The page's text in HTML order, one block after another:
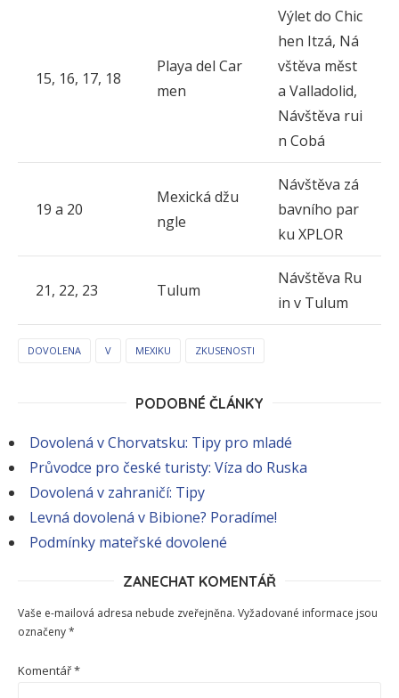
15, 16, 17, 18
Playa del Car
men
Výlet do Chic
hen Itzá, Ná
vštěva měst
a Valladolid,
Návštěva rui
n Cobá
19 a 20
Mexická džu
ngle
Návštěva zá
bavního par
ku XPLOR
21, 22, 23 Tulum
Návštěva Ru
in v Tulum
DOVOLENA V MEXIKU ZKUSENOSTI
PODOBNÉ ČLÁNKY
Dovolená v Chorvatsku: Tipy pro mladé
Průvodce pro české turisty: Víza do Ruska
Dovolená v zahraničí: Tipy
Levná dovolená v Bibione? Poradíme!
Podmínky mateřské dovolené
ZANECHAT KOMENTÁŘ
Vaše e-mailová adresa nebude zveřejněna. Vyžadované informace jsou
označeny*
Komentář*